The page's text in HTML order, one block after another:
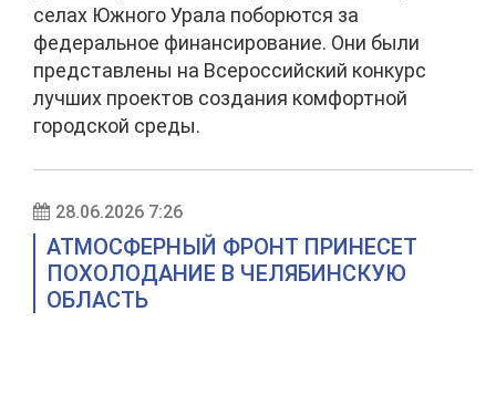
селах Южного Урала поборются за
федеральное финансирование. Они были
представлены на Всероссийский конкурс
лучших проектов создания комфортной
городской среды.
28.06.2026 7:26
АТМОСФЕРНЫЙ ФРОНТ ПРИНЕСЕТ
ПОХОЛОДАНИЕ В ЧЕЛЯБИНСКУЮ
ОБЛАСТЬ